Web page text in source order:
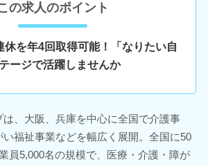
の求人のポイント
を年4回取得可能！「なりたい自
ージで活躍しませんか
は、大阪、兵庫を中心に全国で介護事
福祉事業などを幅広く展開。全国に50
員5,000名の規模で、医療・介護・障が